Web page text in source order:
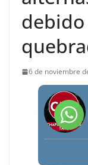
debido
6 de noviembre